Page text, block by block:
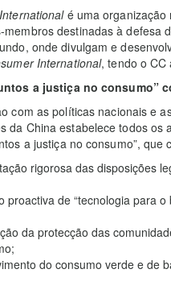
é uma organização
membros destinadas à defesa
onde divulgam e
International, tendo o CC
a justiça no consumo”
com as políticas nacionais e
da China estabelece todos
a justiça no consumo”, que
rigorosa das disposições
proactiva de “tecnologia para
da protecção das
do consumo verde e de